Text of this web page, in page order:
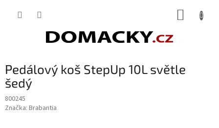
Pedálový koš StepUp 10L světle
šedý
800245
Značka: Brabantia